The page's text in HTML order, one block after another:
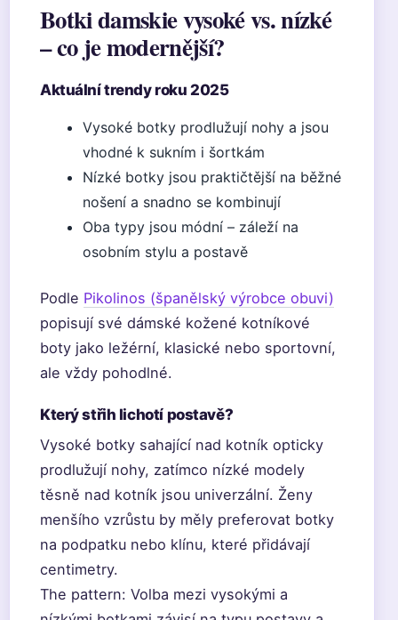
Botki damskie vysoké vs. nízké
– co je modernější?
Aktuální trendy roku 2025
Vysoké botky prodlužují nohy a jsou
vhodné k sukním i šortkám
Nízké botky jsou praktičtější na běžné
nošení a snadno se kombinují
Oba typy jsou módní – záleží na
osobním stylu a postavě
Podle Pikolinos (španělský výrobce obuvi)
popisují své dámské kožené kotníkové
boty jako ležérní, klasické nebo sportovní,
ale vždy pohodlné.
Který střih lichotí postavě?
Vysoké botky sahající nad kotník opticky
prodlužují nohy, zatímco nízké modely
těsně nad kotník jsou univerzální. Ženy
menšího vzrůstu by měly preferovat botky
na podpatku nebo klínu, které přidávají
centimetry.
The pattern: Volba mezi vysokými a